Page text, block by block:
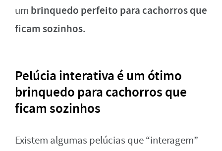
um brinquedo perfeito para cachorros que
ficam sozinhos.
Pelúcia interativa é um ótimo
brinquedo para cachorros que
ficam sozinhos
Existem algumas pelúcias que “interagem”